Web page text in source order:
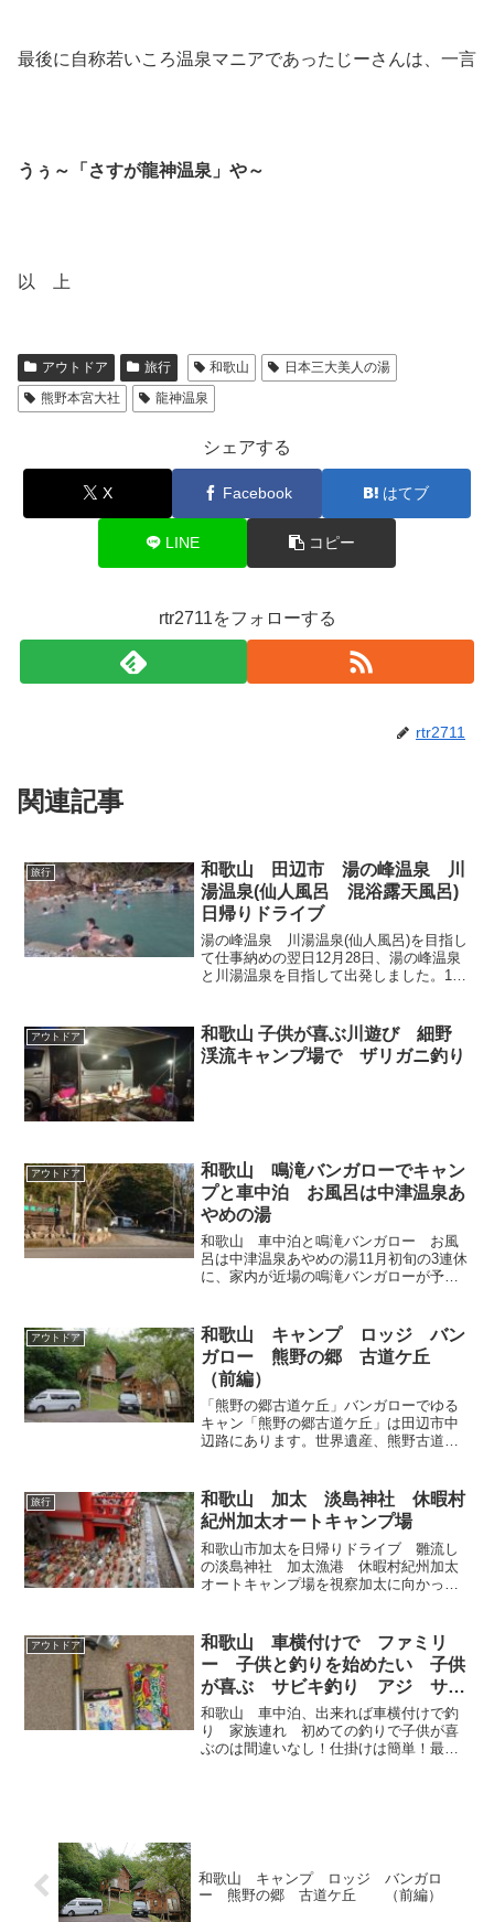
最後に自称若いころ温泉マニアであったじーさんは、一言
うぅ～「さすが龍神温泉」や～
以 上
アウトドア 旅行 和歌山
日本三大美人の湯
熊野本宮大社
龍神温泉
シェアする
X Facebook はてブ
LINE コピー
rtr2711をフォローする
rtr2711
関連記事
旅行
和歌山 田辺市 湯の峰温泉 川
湯温泉(仙人風呂 混浴露天風呂)
日帰りドライブ
湯の峰温泉 川湯温泉(仙人風呂)を目指し
て仕事納めの翌日12月28日、湯の峰温泉
と川湯温泉を目指して出発しました。11
の峰温泉まで一般道で和歌山市から国道
42号線を南へ...
アウトドア
和歌山 子供が喜ぶ川遊び 細野
渓流キャンプ場で ザリガニ釣り
アウトドア
和歌山 鳴滝バンガローでキャン
プと車中泊 お風呂は中津温泉あ
やめの湯
和歌山 車中泊と鳴滝バンガロー お風
呂は中津温泉あやめの湯11月初旬の3連休
に、家内が近場の鳴滝バンガローが予約
Ｏ！鳴滝バンガロー鳴滝バンガローは、
大阪方面から阪和自動...
アウトドア
和歌山 キャンプ ロッジ バン
ガロー 熊野の郷 古道ケ丘
（前編）
「熊野の郷古道ケ丘」バンガローでゆる
キャン「熊野の郷古道ケ丘」は田辺市中
辺路にあります。世界遺産、熊野古道近
れていない)や簡単な遊具などがありま
す。熊野古道の散策や...
旅行
和歌山 加太 淡島神社 休暇村
紀州加太オートキャンプ場
和歌山市加太を日帰りドライブ 雛流し
の淡島神社 加太漁港 休暇村紀州加太
オートキャンプ場を視察加太に向かって
府に近く、晴れた日には紀淡海峡を挟
み、すぐ近くに淡路島が見え...
アウトドア
和歌山 車横付けで ファミリ
ー 子供と釣りを始めたい 子供
が喜ぶ サビキ釣り アジ サバ
狙い 必要なもの どうすればい
い？ ＮＯ１
和歌山 車中泊、出来れば車横付けで釣
り 家族連れ 初めての釣りで子供が喜
ぶのは間違いなし！仕掛けは簡単！最初
和歌山 キャンプ ロッジ バンガロ
ー 熊野の郷 古道ケ丘 （前編）